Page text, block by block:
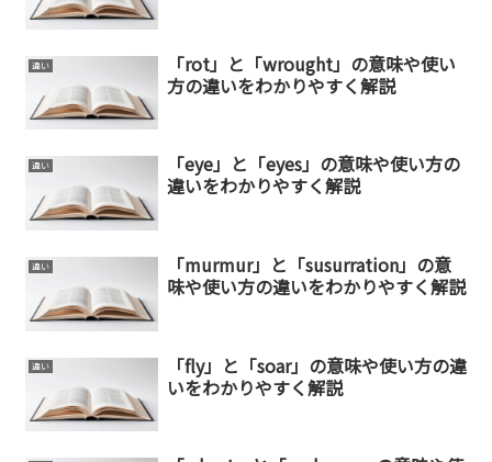
違い
「rot」と「wrought」の意味や使い
方の違いをわかりやすく解説
違い
「eye」と「eyes」の意味や使い方の
違いをわかりやすく解説
違い
「murmur」と「susurration」の意
味や使い方の違いをわかりやすく解説
違い
「fly」と「soar」の意味や使い方の違
いをわかりやすく解説